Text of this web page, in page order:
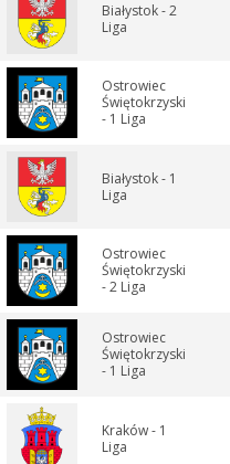
Białystok - 2
Liga
Ostrowiec
Świętokrzyski
- 1 Liga
Białystok - 1
Liga
Ostrowiec
Świętokrzyski
- 2 Liga
Ostrowiec
Świętokrzyski
- 1 Liga
Kraków - 1
Liga